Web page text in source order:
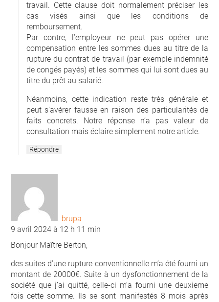
travail. Cette clause doit normalement préciser les
cas visés ainsi que les conditions de
remboursement.
Par contre, l’employeur ne peut pas opérer une
compensation entre les sommes dues au titre de la
rupture du contrat de travail (par exemple indemnité
de congés payés) et les sommes qui lui sont dues au
titre du prêt au salarié.
Néanmoins, cette indication reste très générale et
peut s’avérer fausse en raison des particularités de
faits concrets. Notre réponse n’a pas valeur de
consultation mais éclaire simplement notre article.
Répondre
brupa
9 avril 2024 à 12 h 11 min
Bonjour Maître Berton,
des suites d’une rupture conventionnelle m’a été fourni un
montant de 20000€. Suite à un dysfonctionnement de la
société que j’ai quitté, celle-ci m’a fourni une deuxieme
fois cette somme. Ils se sont manifestés 8 mois après